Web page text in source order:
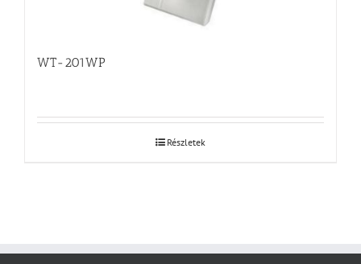
WT-201WP
Részletek